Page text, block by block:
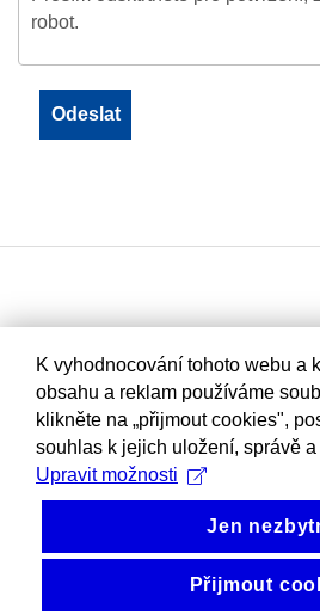
robot.
K vyhodnocování tohoto webu a
obsahu a reklam používáme
klikněte na „přijmout cookies",
souhlas k jejich uložení, správě a
Upravit možnosti
Jen
Přijmout